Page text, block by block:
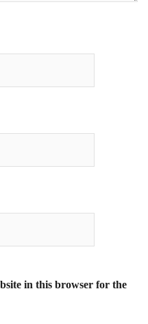
in this browser for the